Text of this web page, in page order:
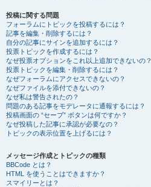
投稿に関する問題
フォーラムにトピックを投稿するには？
記事を編集・削除するには？
自分の記事にサインを追加するには？
投票トピックを作成するには？
なぜ投票オプションをこれ以上追加できないの？
投票トピックを編集・削除するには？
なぜフォーラムにアクセスできないの？
なぜファイルを添付できないの？
なぜ私は警告されたの？
問題のある記事をモデレータに通報するには？
投稿画面の “セーブ” ボタンは何ですか？
なぜ投稿した記事に承認が必要なの？
トピックの表示位置を上げるには？
メッセージ作成とトピックの種類
BBCode とは？
HTML を使うことはできますか？
スマイリーとは？